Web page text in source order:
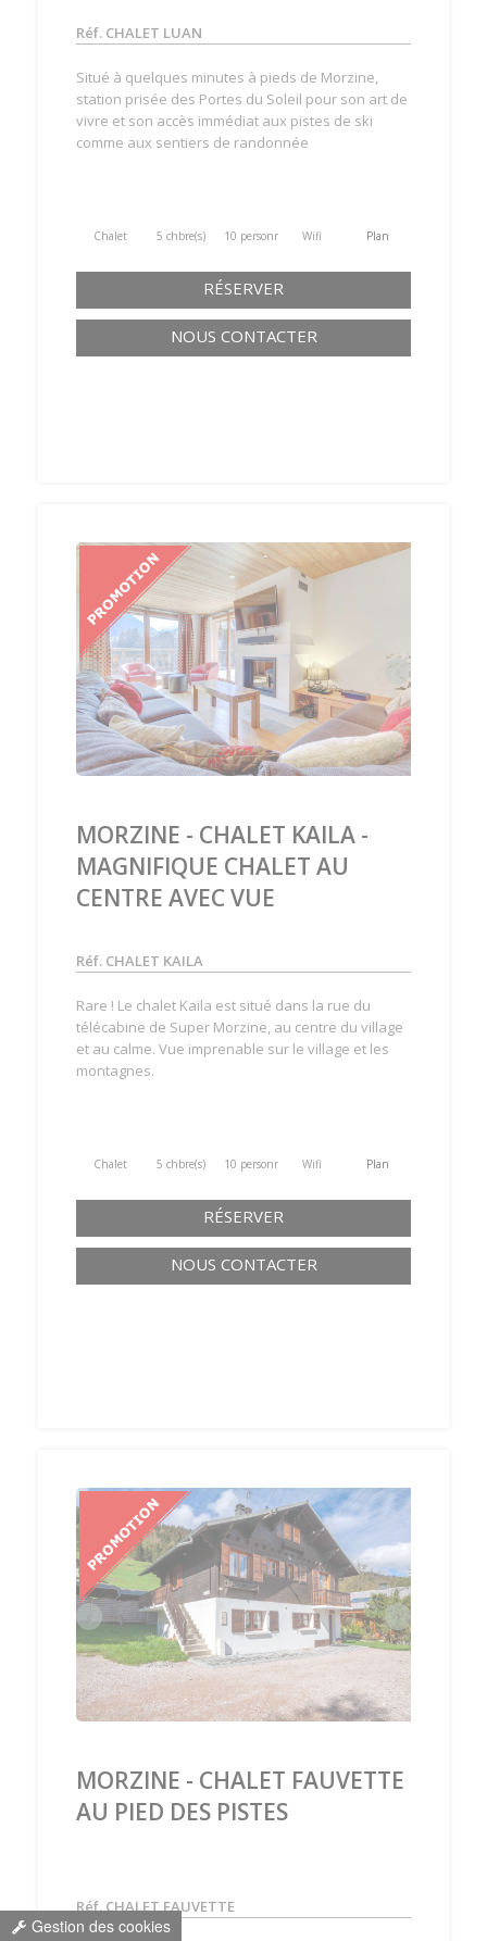
Réf. CHALET LUAN
Situé à quelques minutes à pieds de Morzine,
station prisée des Portes du Soleil pour son art de
vivre et son accès immédiat aux pistes de ski
comme aux sentiers de randonnée
Chalet 5 chbre(s) 10 personne(s) Wifi Plan
RÉSERVER
NOUS CONTACTER
‹
MORZINE - CHALET KAILA -
MAGNIFIQUE CHALET AU
CENTRE AVEC VUE
Réf. CHALET KAILA
Rare ! Le chalet Kaila est situé dans la rue du
télécabine de Super Morzine, au centre du village
et au calme. Vue imprenable sur le village et les
montagnes.
Chalet 5 chbre(s) 10 personne(s) Wifi Plan
RÉSERVER
NOUS CONTACTER
›
MORZINE - CHALET FAUVETTE
AU PIED DES PISTES
Réf. CHALET FAUVETTE
Gestion des cookies